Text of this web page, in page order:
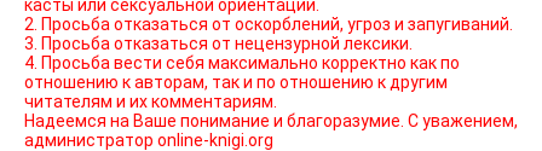
касты или сексуальной ориентации.
2. Просьба отказаться от оскорблений, угроз и запугиваний.
3. Просьба отказаться от нецензурной лексики.
4. Просьба вести себя максимально корректно как по
отношению к авторам, так и по отношению к другим
читателям и их комментариям.
Надеемся на Ваше понимание и благоразумие. С уважением,
администратор online-knigi.org